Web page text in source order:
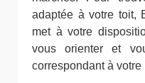
adaptée à votre toit,
met à votre
vous orienter et
correspondant à votre